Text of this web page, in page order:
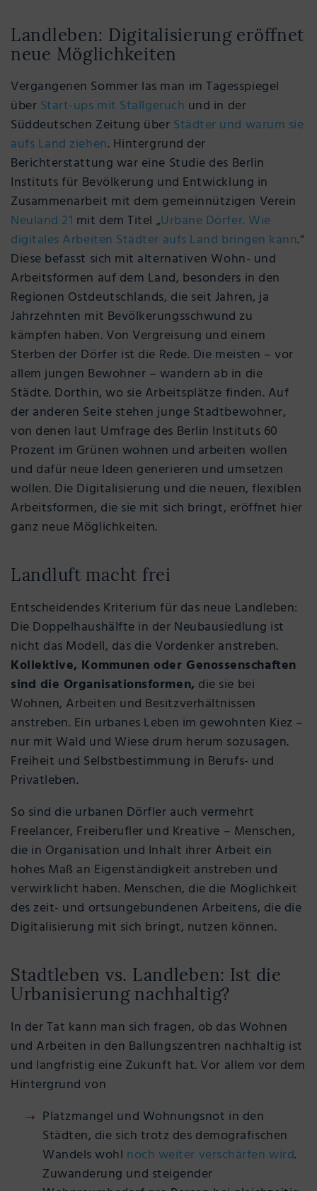
Landleben: Digitalisierung eröffnet
neue Möglichkeiten
Vergangenen Sommer las man im Tagesspiegel
über Start-ups mit Stallgeruch und in der
Süddeutschen Zeitung über Städter und warum sie
aufs Land ziehen. Hintergrund der
Berichterstattung war eine Studie des Berlin
Instituts für Bevölkerung und Entwicklung in
Zusammenarbeit mit dem gemeinnützigen Verein
Neuland 21 mit dem Titel „Urbane Dörfer. Wie
digitales Arbeiten Städter aufs Land bringen kann.“
Diese befasst sich mit alternativen Wohn- und
Arbeitsformen auf dem Land, besonders in den
Regionen Ostdeutschlands, die seit Jahren, ja
Jahrzehnten mit Bevölkerungsschwund zu
kämpfen haben. Von Vergreisung und einem
Sterben der Dörfer ist die Rede. Die meisten – vor
allem jungen Bewohner – wandern ab in die
Städte. Dorthin, wo sie Arbeitsplätze finden. Auf
der anderen Seite stehen junge Stadtbewohner,
von denen laut Umfrage des Berlin Instituts 60
Prozent im Grünen wohnen und arbeiten wollen
und dafür neue Ideen generieren und umsetzen
wollen. Die Digitalisierung und die neuen, flexiblen
Arbeitsformen, die sie mit sich bringt, eröffnet hier
ganz neue Möglichkeiten.
Landluft macht frei
Entscheidendes Kriterium für das neue Landleben:
Die Doppelhaushälfte in der Neubausiedlung ist
nicht das Modell, das die Vordenker anstreben.
Kollektive, Kommunen oder Genossenschaften
sind die Organisationsformen, die sie bei
Wohnen, Arbeiten und Besitzverhältnissen
anstreben. Ein urbanes Leben im gewohnten Kiez –
nur mit Wald und Wiese drum herum sozusagen.
Freiheit und Selbstbestimmung in Berufs- und
Privatleben.
So sind die urbanen Dörfler auch vermehrt
Freelancer, Freiberufler und Kreative – Menschen,
die in Organisation und Inhalt ihrer Arbeit ein
hohes Maß an Eigenständigkeit anstreben und
verwirklicht haben. Menschen, die die Möglichkeit
des zeit- und ortsungebundenen Arbeitens, die die
Digitalisierung mit sich bringt, nutzen können.
Stadtleben vs. Landleben: Ist die
Urbanisierung nachhaltig?
In der Tat kann man sich fragen, ob das Wohnen
und Arbeiten in den Ballungszentren nachhaltig ist
und langfristig eine Zukunft hat. Vor allem vor dem
Hintergrund von
Platzmangel und Wohnungsnot in den
Städten, die sich trotz des demografischen
Wandels wohl noch weiter verschärfen wird.
Zuwanderung und steigender